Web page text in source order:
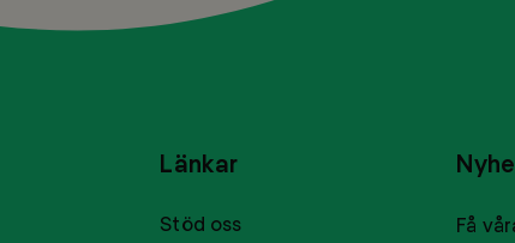
Länkar
Stöd oss Få